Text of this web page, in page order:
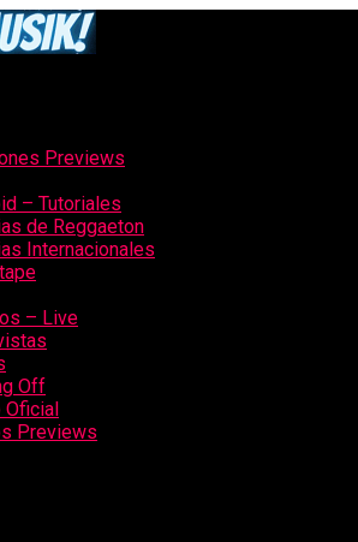
Previews
– Tutoriales
de Reggaeton
Internacionales
– Live
Off
Oficial
Previews